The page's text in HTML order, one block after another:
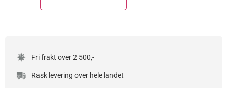
Fri frakt over 2 500,-
Rask levering over hele landet